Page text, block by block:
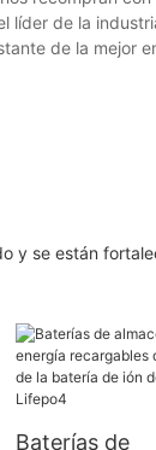
líder de la
de la mejor
y se están
Baterías de